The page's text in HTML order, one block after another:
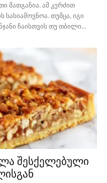
მათგანია. ამ კერძით
თუმცა, იგი
ჩაისთვის თუ თბილი...
შესქელებული